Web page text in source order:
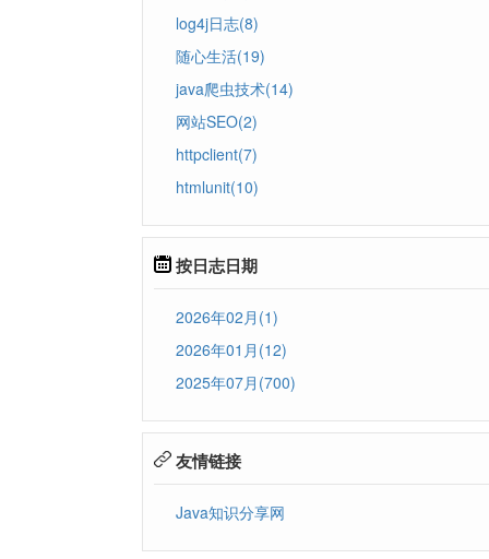
log4j日志(8)
随心生活(19)
java爬虫技术(14)
网站SEO(2)
httpclient(7)
htmlunit(10)
按日志日期
2026年02月(1)
2026年01月(12)
2025年07月(700)
友情链接
Java知识分享网